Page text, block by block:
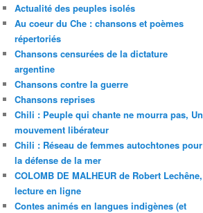
Actualité des peuples isolés
Au coeur du Che : chansons et poèmes
répertoriés
Chansons censurées de la dictature
argentine
Chansons contre la guerre
Chansons reprises
Chili : Peuple qui chante ne mourra pas, Un
mouvement libérateur
Chili : Réseau de femmes autochtones pour
la défense de la mer
COLOMB DE MALHEUR de Robert Lechêne,
lecture en ligne
Contes animés en langues indigènes (et